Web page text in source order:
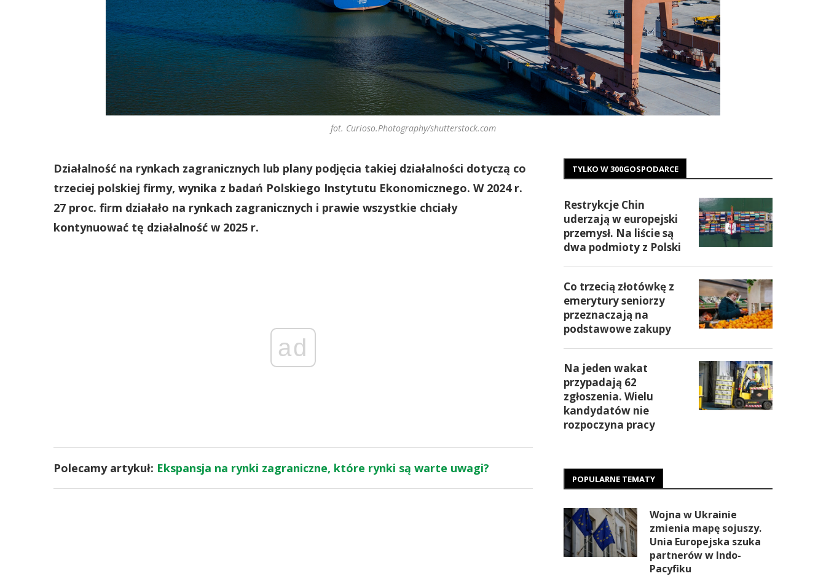
fot. Curioso.Photography/shutterstock.com
Działalność na rynkach zagranicznych lub plany podjęcia takiej działalności dotyczą co
trzeciej polskiej firmy, wynika z badań Polskiego Instytutu Ekonomicznego. W 2024 r.
27 proc. firm działało na rynkach zagranicznych i prawie wszystkie chciały
kontynuować tę działalność w 2025 r.
ad
Polecamy artykuł: Ekspansja na rynki zagraniczne, które rynki są warte uwagi?
TYLKO W 300GOSPODARCE
Restrykcje Chin
uderzają w europejski
przemysł. Na liście są
dwa podmioty z Polski
Co trzecią złotówkę z
emerytury seniorzy
przeznaczają na
podstawowe zakupy
Na jeden wakat
przypadają 62
zgłoszenia. Wielu
kandydatów nie
rozpoczyna pracy
POPULARNE TEMATY
Wojna w Ukrainie
zmienia mapę sojuszy.
Unia Europejska szuka
partnerów w Indo-
Pacyfiku